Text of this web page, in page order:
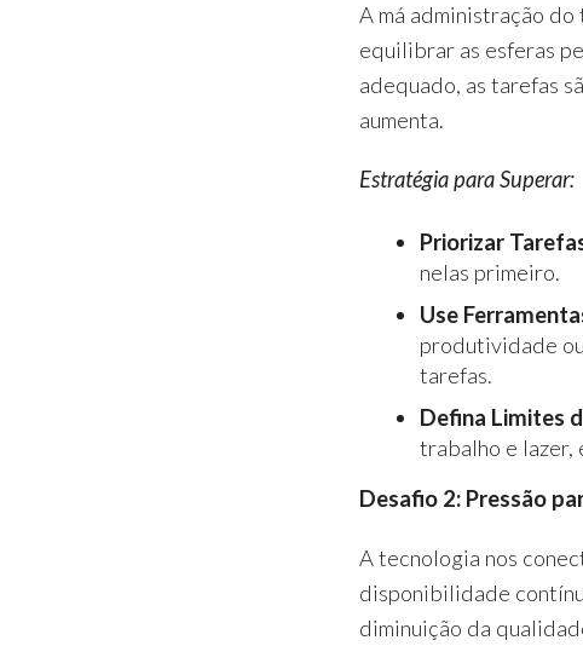
A má administração
equilibrar as esferas
adequado, as tarefas
aumenta.
Estratégia para Superar:
Priorizar
nelas primeiro.
Use
produtividade
tarefas.
Defina Limites
trabalho e lazer,
Desafio 2: Pressão
A tecnologia nos
disponibilidade
diminuição da